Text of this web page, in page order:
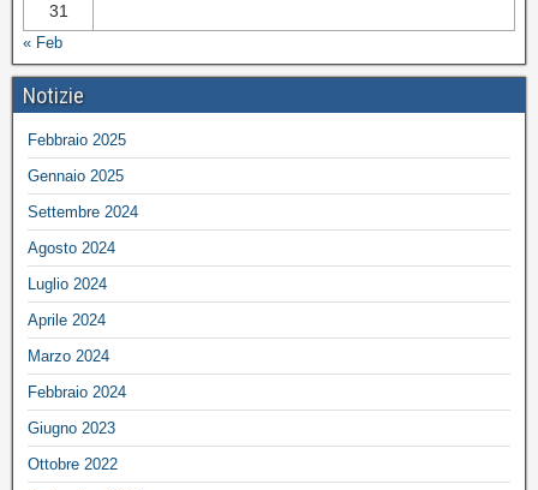
31
« Feb
Notizie
Febbraio 2025
Gennaio 2025
Settembre 2024
Agosto 2024
Luglio 2024
Aprile 2024
Marzo 2024
Febbraio 2024
Giugno 2023
Ottobre 2022